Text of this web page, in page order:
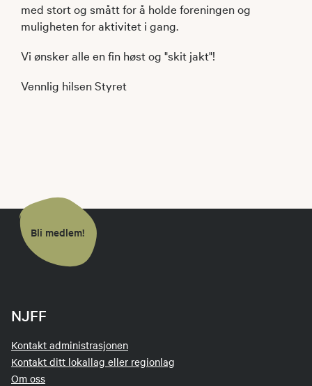
med stort og smått for å holde foreningen og
muligheten for aktivitet i gang.
Vi ønsker alle en fin høst og "skit jakt"!
Vennlig hilsen Styret
Bli medlem!
NJFF
Kontakt administrasjonen
Kontakt ditt lokallag eller regionlag
Om oss